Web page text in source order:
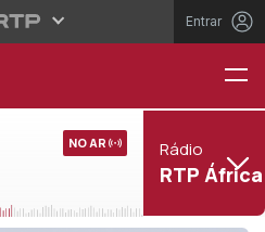
Entrar
NO AR Rádio
RTP África